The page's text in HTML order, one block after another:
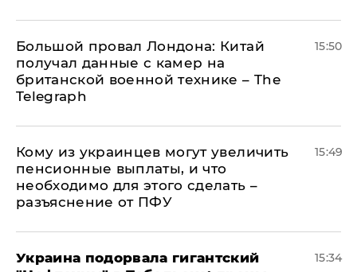
Большой провал Лондона: Китай
получал данные с камер на
британской военной технике – The
Telegraph
15:50
Кому из украинцев могут увеличить
пенсионные выплаты, и что
необходимо для этого сделать –
разъяснение от ПФУ
15:49
Украина подорвала гигантский
15:34